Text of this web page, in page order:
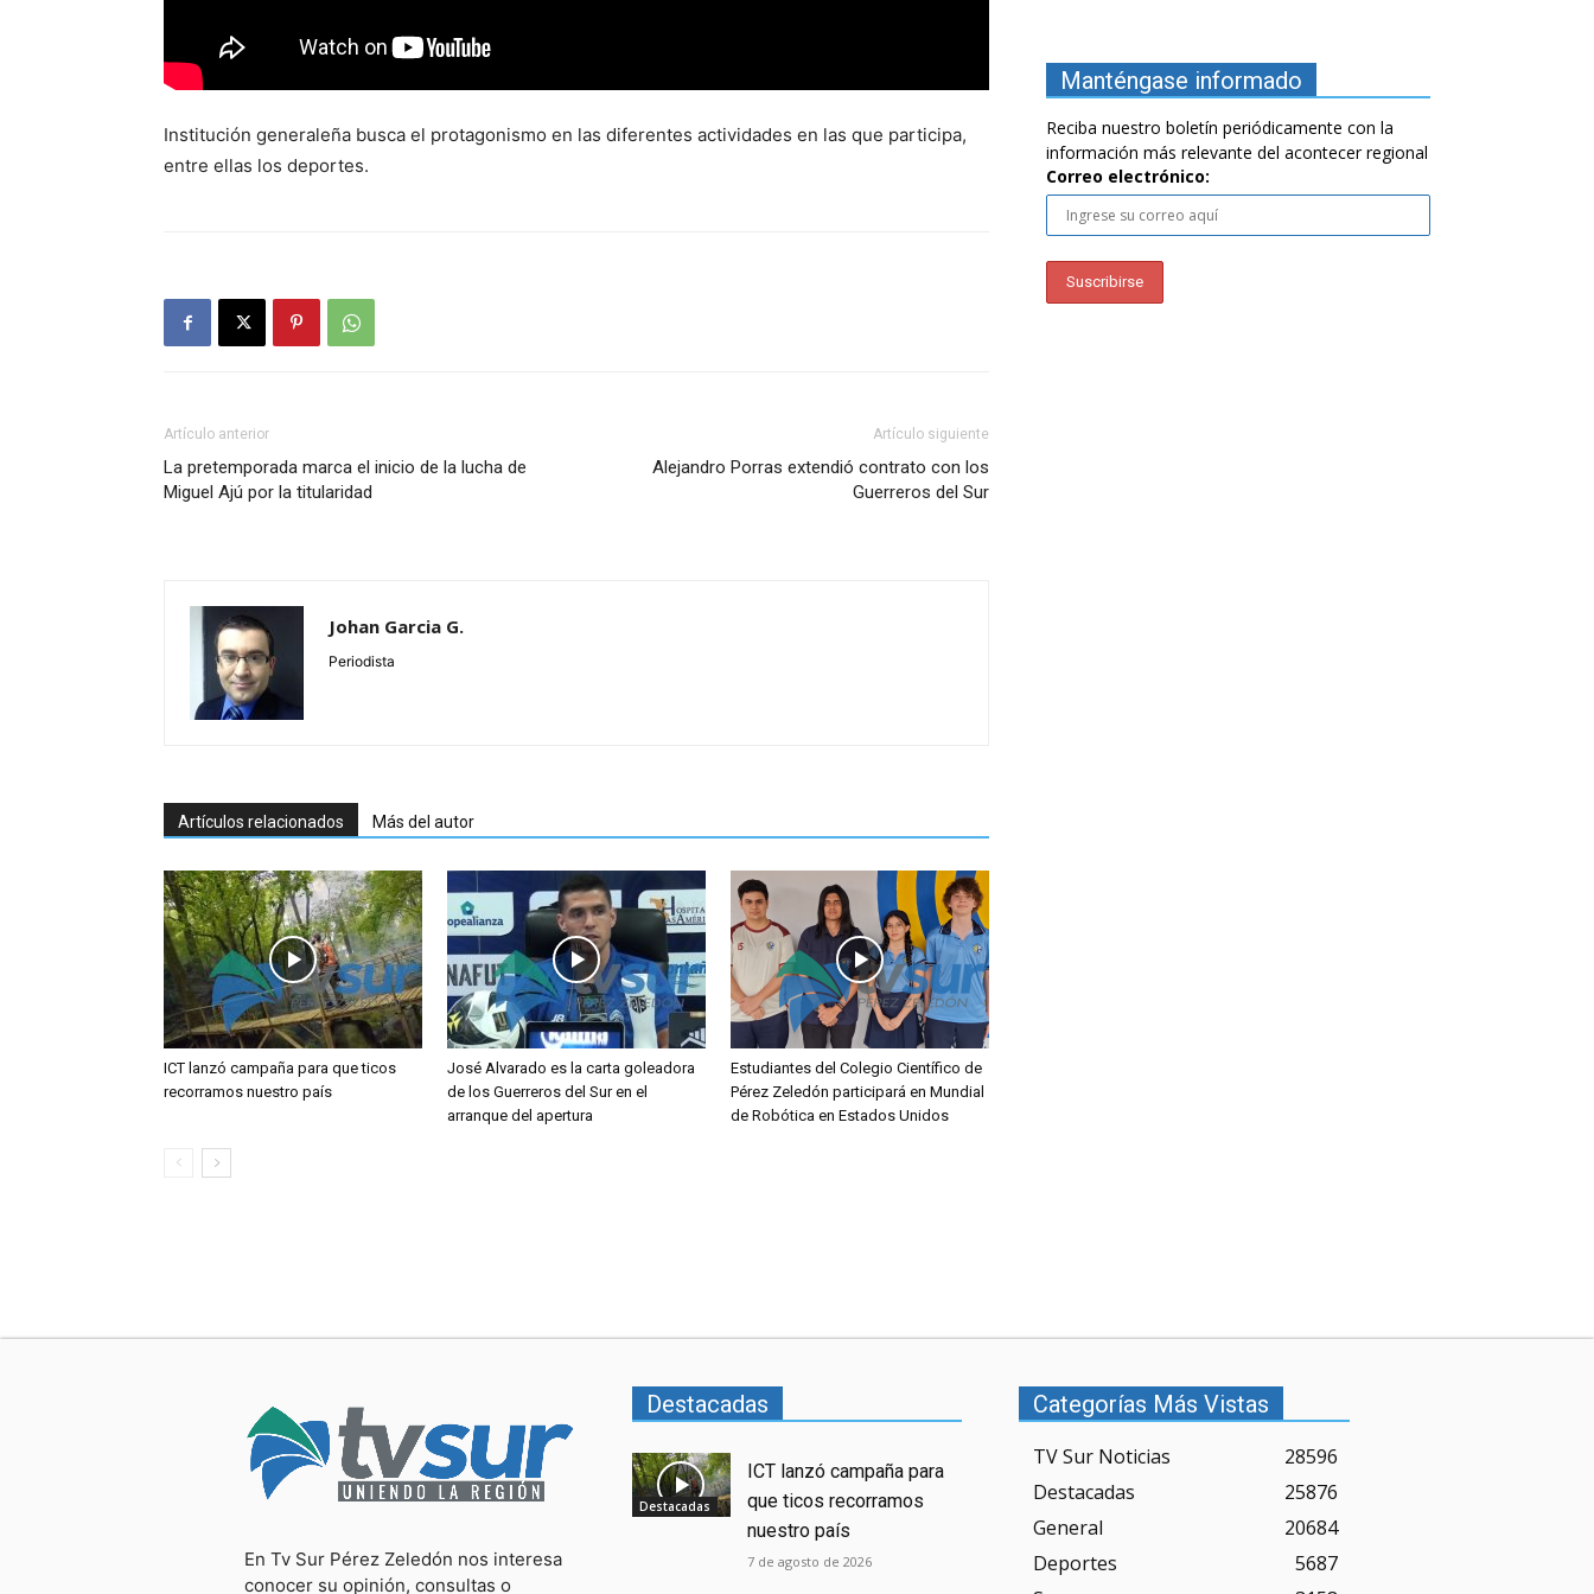
Institución generaleña busca el protagonismo en las diferentes actividades en las que participa,
entre ellas los deportes.
Artículo anterior
La pretemporada marca el inicio de la lucha de
Miguel Ajú por la titularidad
Artículo siguiente
Alejandro Porras extendió contrato con los
Guerreros del Sur
Johan Garcia G.
Periodista
Artículos relacionados Más del autor
ICT lanzó campaña para que ticos
recorramos nuestro país
José Alvarado es la carta goleadora
de los Guerreros del Sur en el
arranque del apertura
Estudiantes del Colegio Científico de
Pérez Zeledón participará en Mundial
de Robótica en Estados Unidos
Manténgase informado
Reciba nuestro boletín periódicamente con la
información más relevante del acontecer regional
Correo electrónico:
En Tv Sur Pérez Zeledón nos interesa
conocer su opinión, consultas o
Destacadas
Destacadas
ICT lanzó campaña para
que ticos recorramos
nuestro país
7 de agosto de 2026
Categorías Más Vistas
TV Sur Noticias
28596
Destacadas
25876
General
20684
Deportes
5687